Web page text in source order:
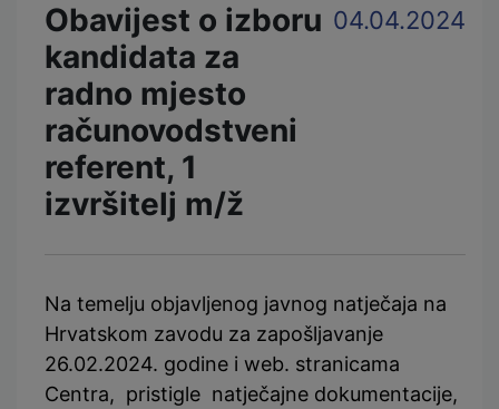
Obavijest o izboru
kandidata za
radno mjesto
računovodstveni
referent, 1
izvršitelj m/ž
04.04.2024
Na temelju objavljenog javnog natječaja na
Hrvatskom zavodu za zapošljavanje
26.02.2024. godine i web. stranicama
Centra, pristigle natječajne dokumentacije,